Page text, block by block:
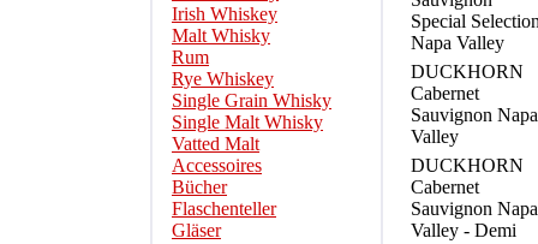
Irish Whiskey
Malt Whisky
Rum
Rye Whiskey
Single Grain Whisky
Single Malt Whisky
Vatted Malt
Accessoires
Bücher
Flaschenteller
Gläser
Special
Napa Valley
DUCKHORN
Cabernet
Sauvignon Napa
Valley
DUCKHORN
Cabernet
Sauvignon Napa
Valley - Demi